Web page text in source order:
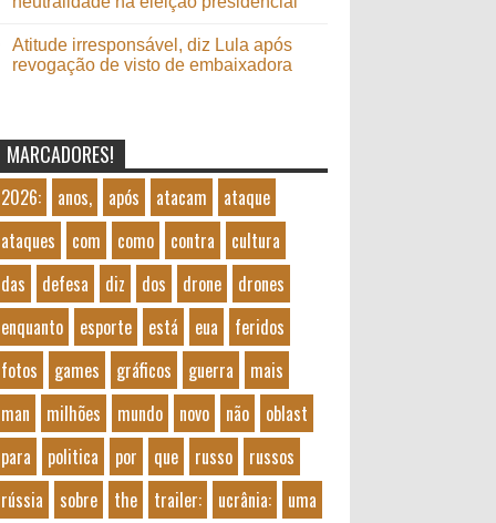
Atitude irresponsável, diz Lula após
revogação de visto de embaixadora
MARCADORES!
2026: anos, após atacam
ataque
ataques
com como contra
cultura
das
defesa diz dos drone
drones
enquanto
esporte está eua
feridos
fotos
games gráficos guerra
mais
man
milhões mundo novo não
oblast
para
politica por que russo
russos
rússia
sobre the trailer: ucrânia:
uma